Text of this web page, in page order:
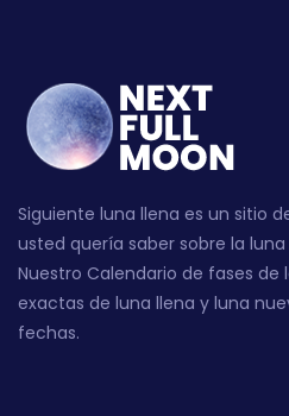
Siguiente luna llena es un sitio
usted quería saber sobre la
Nuestro Calendario de fases
exactas de luna llena y luna
fechas.